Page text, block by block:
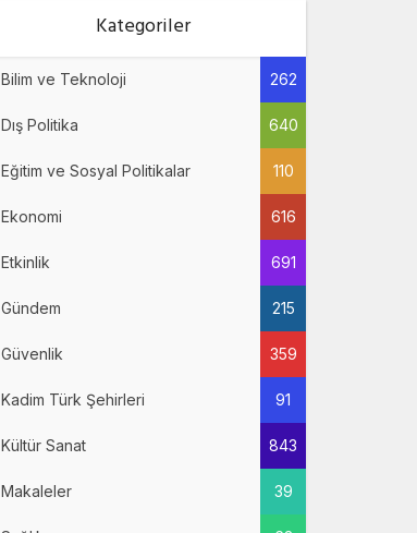
Kategoriler
Bilim ve Teknoloji 262
Dış Politika 640
Eğitim ve Sosyal Politikalar 110
Ekonomi 616
Etkinlik 691
Gündem 215
Güvenlik 359
Kadim Türk Şehirleri 91
Kültür Sanat 843
Makaleler 39